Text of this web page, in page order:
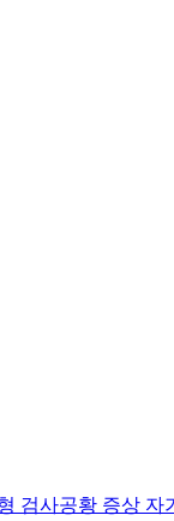
검사공황 증상 자